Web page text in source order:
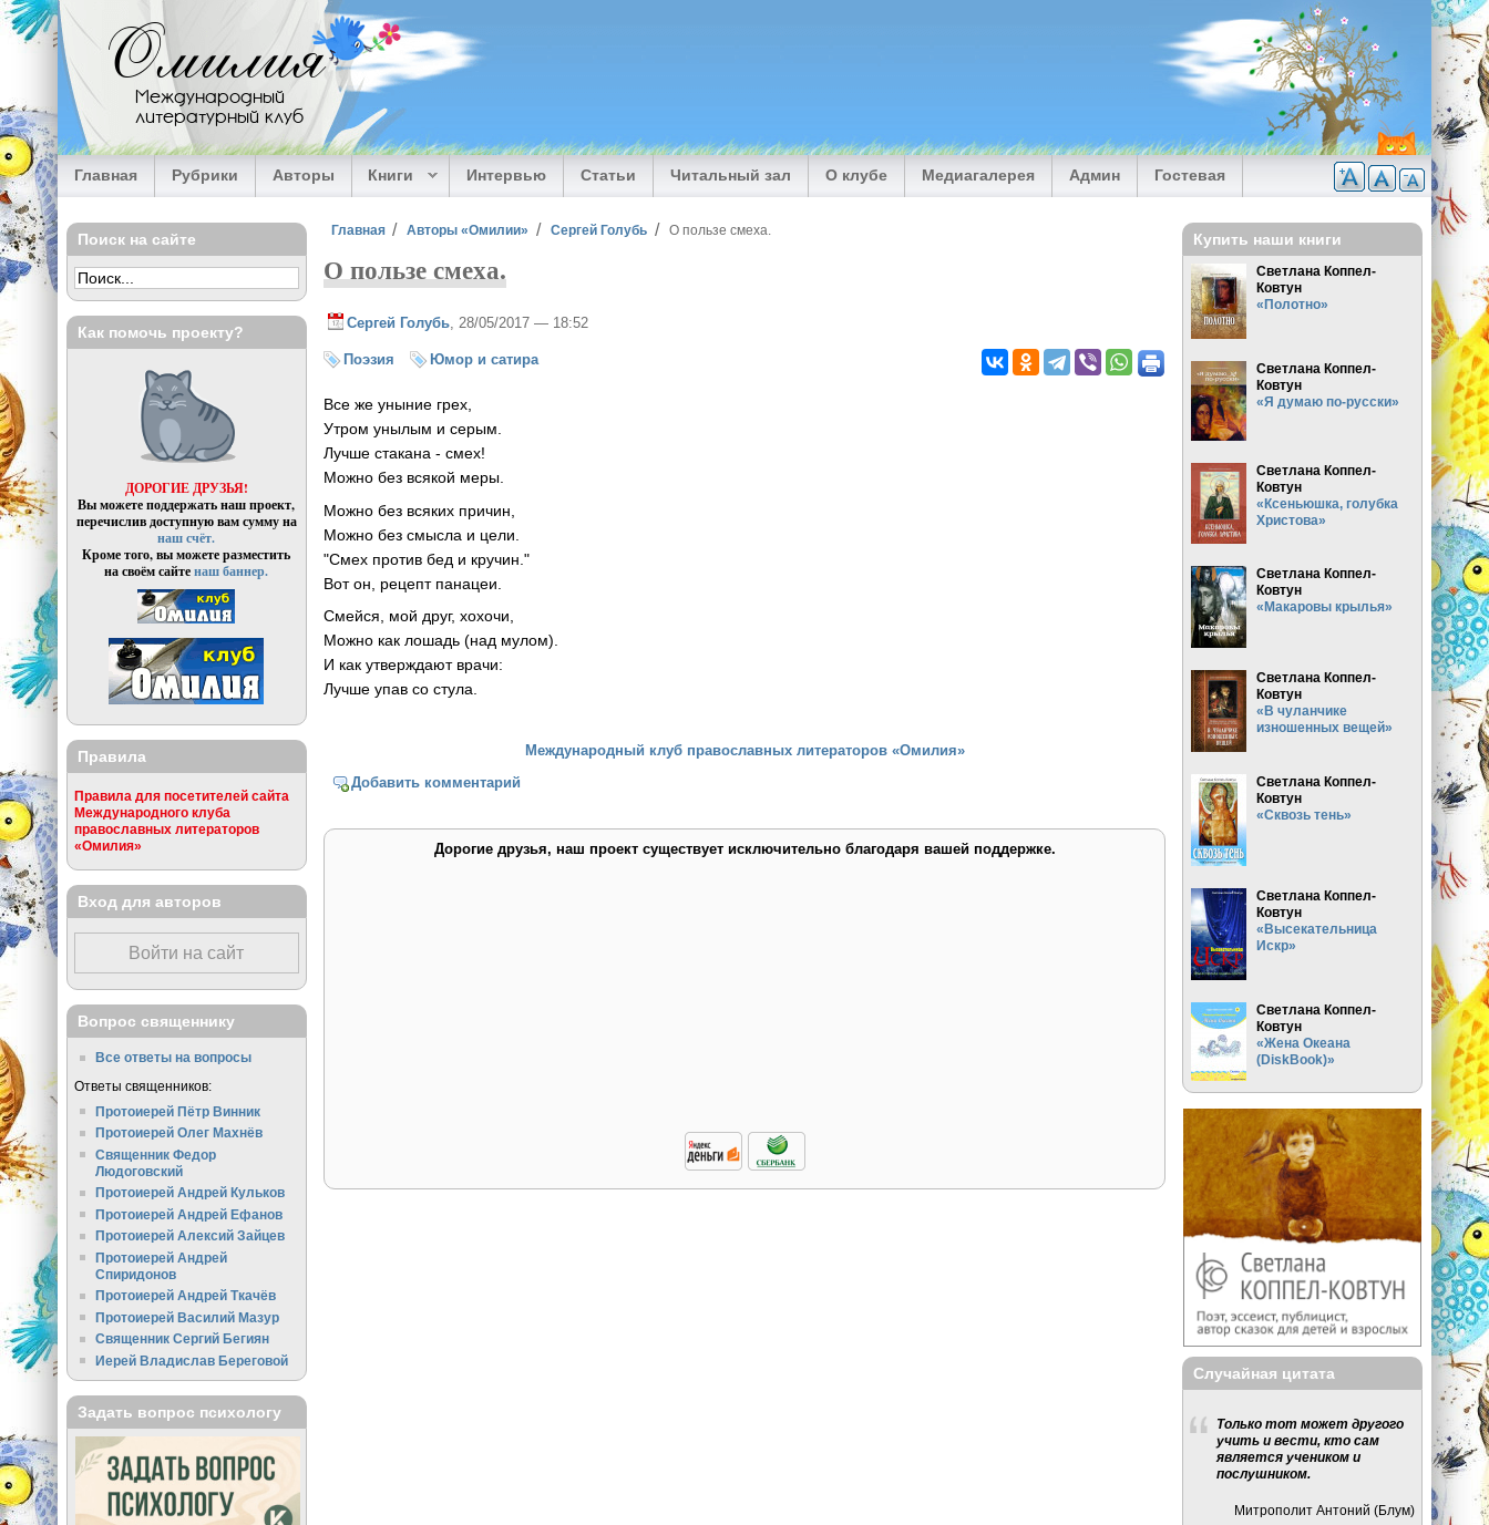
Перейти к основному содержанию
Омилия
Международный
литературный клуб
Главная Рубрики Авторы Книги Интервью Статьи Читальный зал О клубе Медиагалерея Админ Гостевая
Вы здесь
Главная Авторы «Омилии» Сергей Голубь О пользе смеха.
О пользе смеха.
Сергей Голубь , 28/05/2017 — 18:52
Поэзия Юмор и сатира
Все же уныние грех,
Утром унылым и серым.
Лучше стакана - смех!
Можно без всякой меры.
Можно без всяких причин,
Можно без смысла и цели.
"Смех против бед и кручин."
Вот он, рецепт панацеи.
Смейся, мой друг, хохочи,
Можно как лошадь (над мулом).
И как утверждают врачи:
Лучше упав со стула.
Международный клуб православных литераторов «Омилия»
Добавить комментарий
Дорогие друзья, наш проект существует исключительно благодаря вашей поддержке.
Поиск на сайте
Как помочь проекту?
ДОРОГИЕ ДРУЗЬЯ!
Вы можете поддержать наш проект,
перечислив доступную вам сумму на
наш счёт.
Кроме того, вы можете разместить
на своём сайтенаш баннер.
Правила
Правила для посетителей сайта
Международного клуба
православных литераторов
«Омилия»
Вход для авторов
Войти на сайт
Вопрос священнику
Все ответы на вопросы
Ответы священников:
Протоиерей Пётр Винник
Протоиерей Олег Махнёв
Священник Федор
Людоговский
Протоиерей Андрей Кульков
Протоиерей Андрей Ефанов
Протоиерей Алексий Зайцев
Протоиерей Андрей
Спиридонов
Протоиерей Андрей Ткачёв
Протоиерей Василий Мазур
Священник Сергий Бегиян
Иерей Владислав Береговой
Задать вопрос психологу
Купить наши книги
Светлана Коппел-
Ковтун
«Полотно»
Светлана Коппел-
Ковтун
«Я думаю по-русски»
Светлана Коппел-
Ковтун
«Ксеньюшка, голубка
Христова»
Светлана Коппел-
Ковтун
«Макаровы крылья»
Светлана Коппел-
Ковтун
«В чуланчике
изношенных вещей»
Светлана Коппел-
Ковтун
«Сквозь тень»
Светлана Коппел-
Ковтун
«Высекательница
Искр»
Светлана Коппел-
Ковтун
«Жена Океана
(DiskBook)»
Случайная цитата
Только тот может другого
учить и вести, кто сам
является учеником и
послушником.
Митрополит Антоний (Блум)